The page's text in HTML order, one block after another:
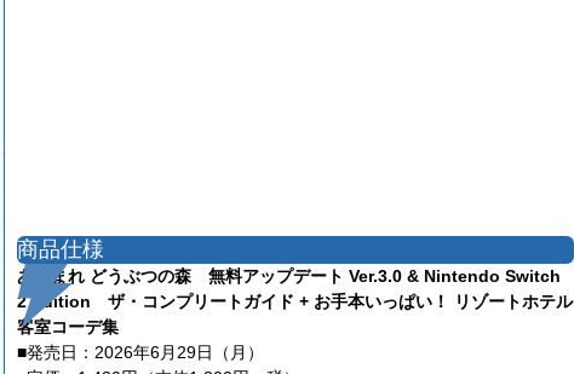
商品仕様
あつまれ どうぶつの森 無料アップデート Ver.3.0 & Nintendo Switch
2 Edition ザ・コンプリートガイド + お手本いっぱい！ リゾートホテル
客室コーデ集
■発売日：2026年6月29日（月）